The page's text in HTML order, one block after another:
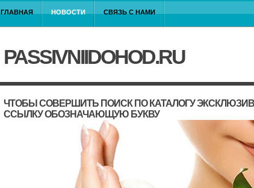
ГЛАВНАЯ НОВОСТИ СВЯЗЬ С НАМИ
PASSIVNIIDOHOD.RU
ЧТОБЫ СОВЕРШИТЬ ПОИСК ПО КАТАЛОГУ
ССЫЛКУ ОБОЗНАЧАЮЩУЮ БУКВУ